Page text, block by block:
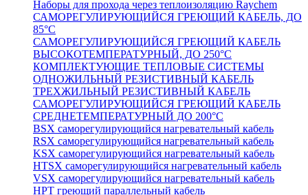
Наборы для прохода через теплоизоляцию Raychem
САМОРЕГУЛИРУЮЩИЙСЯ ГРЕЮЩИЙ КАБЕЛЬ, ДО
85°С
САМОРЕГУЛИРУЮЩИЙСЯ ГРЕЮЩИЙ КАБЕЛЬ
ВЫСОКОТЕМПЕРАТУРНЫЙ, ДО 250°С
КОМПЛЕКТУЮЩИЕ ТЕПЛОВЫЕ СИСТЕМЫ
ОДНОЖИЛЬНЫЙ РЕЗИСТИВНЫЙ КАБЕЛЬ
ТРЕХЖИЛЬНЫЙ РЕЗИСТИВНЫЙ КАБЕЛЬ
САМОРЕГУЛИРУЮЩИЙСЯ ГРЕЮЩИЙ КАБЕЛЬ
СРЕДНЕТЕМПЕРАТУРНЫЙ ДО 200°С
BSX саморегулирующийся нагревательный кабель
RSX саморегулирующийся нагревательный кабель
KSX саморегулирующийся нагревательный кабель
HTSX саморегулирующийся нагревательный кабель
VSX саморегулирующийся нагревательный кабель
НРТ греющий параллельный кабель